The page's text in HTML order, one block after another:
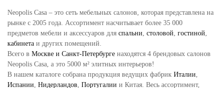
Neopolis Casa – это сеть мебельных салонов, которая представлена на
рынке с 2005 года. Ассортимент насчитывает более 35 000
предметов мебели и аксессуаров для спальни столовой гостиной
кабинета и других помещений.
Всего в Москве и Санкт-Петербурге находятся 4 брендовых салонов
Neopolis Casa, а это 5000 м² элитных интерьеров!
В нашем каталоге собрана продукция ведущих фабрик Италии
Испании Нидерландов Португалии и Китая. Весь ассортимент,